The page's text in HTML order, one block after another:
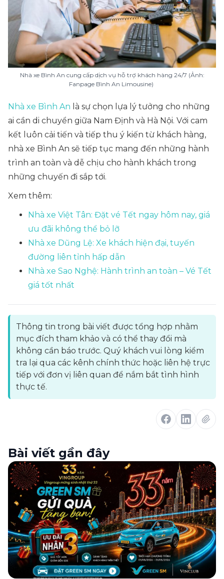
Nhà xe Bình An cung cấp dịch vụ hỗ trợ khách hàng 24/7 (Ảnh:
Fanpage Bình An Limousine)
Nhà xe Bình An là sự chọn lựa lý tưởng cho những
ai cần di chuyển giữa Nam Định và Hà Nội. Với cam
kết luôn cải tiến và tiếp thu ý kiến từ khách hàng,
nhà xe Bình An sẽ tiếp tục mang đến những hành
trình an toàn và dễ chịu cho hành khách trong
những chuyến đi sắp tới.
Xem thêm:
Nhà xe Việt Tân: Đặt vé Tết ngay hôm nay, giá
ưu đãi không thể bỏ lỡ
Nhà xe Dũng Lệ: Xe khách hiện đại, tuyến
đường liên tỉnh hấp dẫn
Nhà xe Sao Nghệ: Hành trình an toàn – Vé Tết
giá tốt nhất
Thông tin trong bài viết được tổng hợp nhằm
mục đích tham khảo và có thể thay đổi mà
không cần báo trước. Quý khách vui lòng kiểm
tra lại qua các kênh chính thức hoặc liên hệ trực
tiếp với đơn vị liên quan để nắm bắt tình hình
thực tế.
Bài viết gần đây